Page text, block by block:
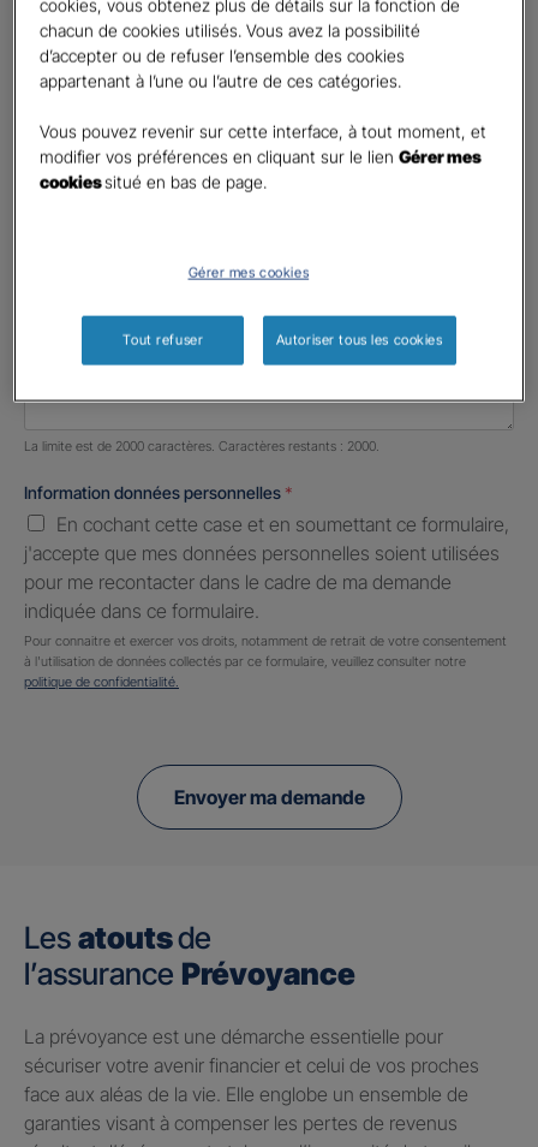
First
Votre profession
Profession libérale
Téléphone
No
Informations complémentaires (facultatif)
Nombre de caractères restants :2000 caractères restants
La limite est de 2000 caractères. Caractères restants : 2000.
Information données personnelles *
En cochant cette case et en soumettant ce formulaire,
j'accepte que mes données personnelles soient utilisées
pour me recontacter dans le cadre de ma demande
indiquée dans ce formulaire.
Pour connaitre et exercer vos droits, notamment de retrait de votre consentement
à l'utilisation de données collectés par ce formulaire, veuillez consulter notre
politique de confidentialité.
Envoyer ma demande
Les atoutsde
l’assurance Prévoyance
​La prévoyance est une démarche essentielle pour
sécuriser votre avenir financier et celui de vos proches
face aux aléas de la vie. Elle englobe un ensemble de
garanties visant à compenser les pertes de revenus
cookies, vous obtenez plus de détails sur la fonction de
chacun de cookies utilisés. Vous avez la possibilité
d’accepter ou de refuser l’ensemble des cookies
appartenant à l’une ou l’autre de ces catégories.
Vous pouvez revenir sur cette interface, à tout moment, et
modifier vos préférences en cliquant sur le lienGérer mes
cookiessitué en bas de page.
Gérer mes cookies
Tout refuser Autoriser tous les cookies